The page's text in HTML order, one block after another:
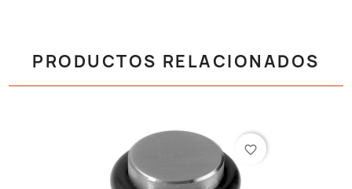
PRODUCTOS RELACIONADOS
favorite_border